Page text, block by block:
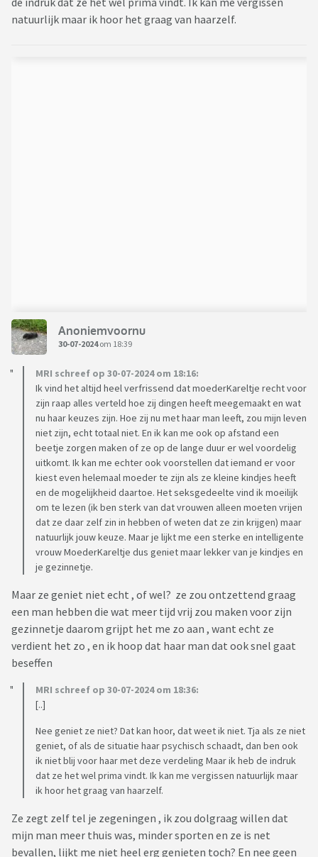
natuurlijk maar ik hoor het graag van haarzelf.
Anoniemvoornu
30-07-2024om 18:39
MRI schreef op 30-07-2024 om 18:16:
Ik vind het altijd heel verfrissend dat moederKareltje recht voor
zijn raap alles verteld hoe zij dingen heeft meegemaakt en wat
nu haar keuzes zijn. Hoe zij nu met haar man leeft, zou mijn leven
niet zijn, echt totaal niet. En ik kan me ook op afstand een
beetje zorgen maken of ze op de lange duur er wel voordelig
uitkomt. Ik kan me echter ook voorstellen dat iemand er voor
kiest even helemaal moeder te zijn als ze kleine kindjes heeft
en de mogelijkheid daartoe. Het seksgedeelte vind ik moeilijk
om te lezen (ik ben sterk van dat vrouwen alleen moeten vrijen
dat ze daar zelf zin in hebben of weten dat ze zin krijgen) maar
natuurlijk jouw keuze. Maar je lijkt me een sterke en intelligente
vrouw MoederKareltje dus geniet maar lekker van je kindjes en
je gezinnetje.
Maar ze geniet niet echt , of wel? ze zou ontzettend graag
een man hebben die wat meer tijd vrij zou maken voor zijn
gezinnetje daarom grijpt het me zo aan , want echt ze
verdient het zo , en ik hoop dat haar man dat ook snel gaat
beseffen
MRI schreef op 30-07-2024 om 18:36:
[..]
Nee geniet ze niet? Dat kan hoor, dat weet ik niet. Tja als ze niet
geniet, of als de situatie haar psychisch schaadt, dan ben ook
ik niet blij voor haar met deze verdeling Maar ik heb de indruk
dat ze het wel prima vindt. Ik kan me vergissen natuurlijk maar
ik hoor het graag van haarzelf.
Ze zegt zelf tel je zegeningen , ik zou dolgraag willen dat
mijn man meer thuis was, minder sporten en ze is net
bevallen, lijkt me niet heel erg genieten toch? En nee geen